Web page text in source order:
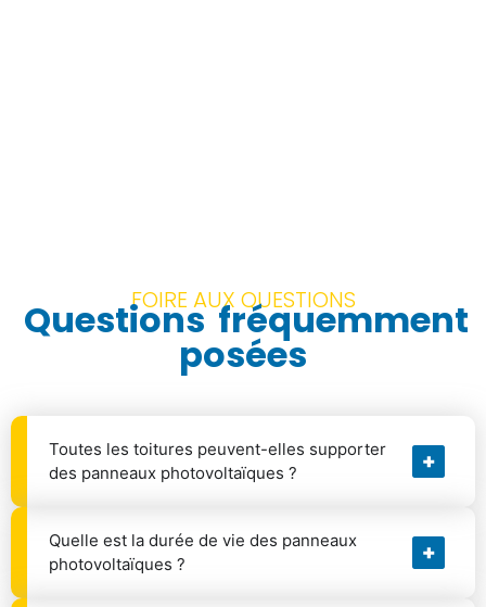
FOIRE AUX QUESTIONS
Questionsfréquemment
posées
Toutes les toitures peuvent-elles supporter
des panneaux photovoltaïques ?
Quelle est la durée de vie des panneaux
photovoltaïques ?